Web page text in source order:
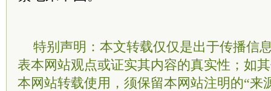
特别声明：本文转载仅仅是出于传播信
表本网站观点或证实其内容的真实性；如
本网站转载使用，须保留本网站注明的“来